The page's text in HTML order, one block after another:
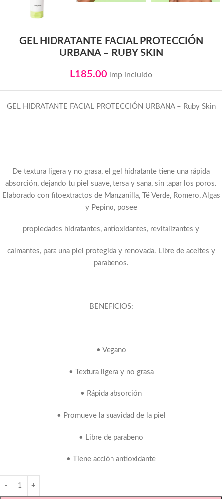
GEL HIDRATANTE FACIAL PROTECCIÓN
URBANA – RUBY SKIN
L185.00 Imp incluido
GEL HIDRATANTE FACIAL PROTECCIÓN URBANA – Ruby Skin
De textura ligera y no grasa, el gel hidratante tiene una rápida
absorción, dejando tu piel suave, tersa y sana, sin tapar los poros.
Elaborado con fitoextractos de Manzanilla, Té Verde, Romero, Algas
y Pepino, posee
propiedades hidratantes, antioxidantes, revitalizantes y
calmantes, para una piel protegida y renovada. Libre de aceites y
parabenos.
BENEFICIOS:
• Vegano
• Textura ligera y no grasa
• Rápida absorción
• Promueve la suavidad de la piel
• Libre de parabeno
• Tiene acción antioxidante